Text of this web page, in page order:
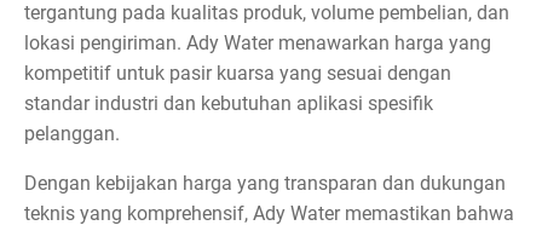
tergantung pada kualitas produk, volume pembelian, dan
lokasi pengiriman. Ady Water menawarkan harga yang
kompetitif untuk pasir kuarsa yang sesuai dengan
standar industri dan kebutuhan aplikasi spesifik
pelanggan.
Dengan kebijakan harga yang transparan dan dukungan
teknis yang komprehensif, Ady Water memastikan bahwa